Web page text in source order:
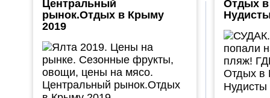
Отдых
Центральный
рынок.Отдых в Крыму
2019